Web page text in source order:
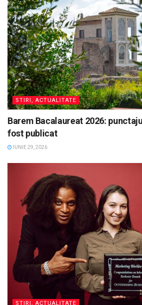
STIRI, ACTUALITATE
Barem Bacalaureat 2026:
fost publicat
IUNIE 29, 2026
STIRI, ACTUALITATE